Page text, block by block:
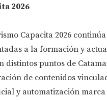
2026
Capacita 2026
a la formación y
distintos puntos de
de contenidos
y automatización